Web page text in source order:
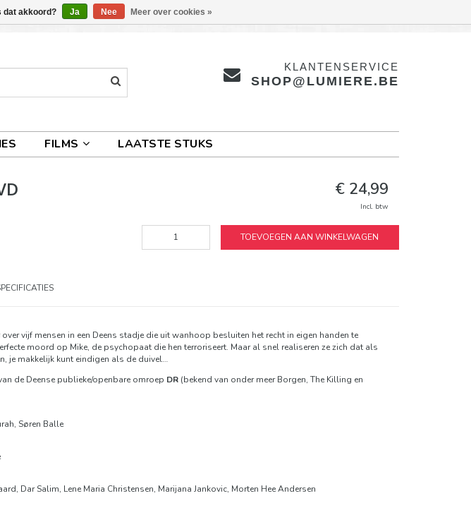
KLANTENSERVICE
SHOP@LUMIERE.BE
FILMS LAATSTE STUKS
€ 24,99
Incl. btw
TOEVOEGEN AAN WINKELWAGEN
vijf mensen in een Deens stadje die uit wanhoop besluiten het recht in eigen handen te
moord op Mike, de psychopaat die hen terroriseert. Maar al snel realiseren ze zich dat als
je makkelijk kunt eindigen als de duivel…
de Deense publieke/openbare omroep DR (bekend van onder meer Borgen, The Killing en
Søren Balle
Dar Salim, Lene Maria Christensen, Marijana Jankovic, Morten Hee Andersen
dat akkoord? Ja Nee Meer over cookies »